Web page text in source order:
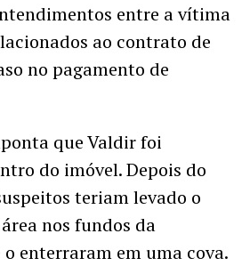
entre a vítima
ao contrato de
no pagamento de
que Valdir foi
do imóvel. Depois do
teriam levado o
nos fundos da
enterraram em uma cova.